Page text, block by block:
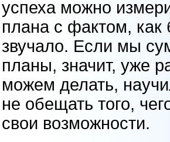
успеха можно
плана с фактом, как
звучало. Если мы
планы, значит, уже
можем делать,
не обещать того,
свои возможности.